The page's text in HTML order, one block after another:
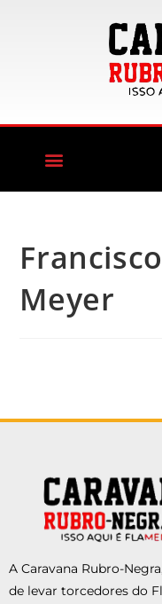
Meyer
A Caravana Rubro-
de levar torcedores do